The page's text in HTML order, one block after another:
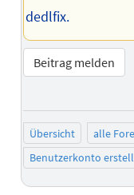
dedlfix.
Beitrag melden
Übersicht alle
Benutzerkonto